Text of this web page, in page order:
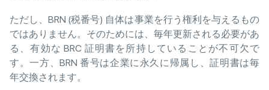
ただし、BRN (税番号) 自体は事業を行う権利を与えるもの
ではありません。そのためには、毎年更新される必要があ
る、有効な BRC 証明書を所持していることが不可欠で
す。一方、BRN 番号は企業に永久に帰属し、証明書は毎
年交換されます。